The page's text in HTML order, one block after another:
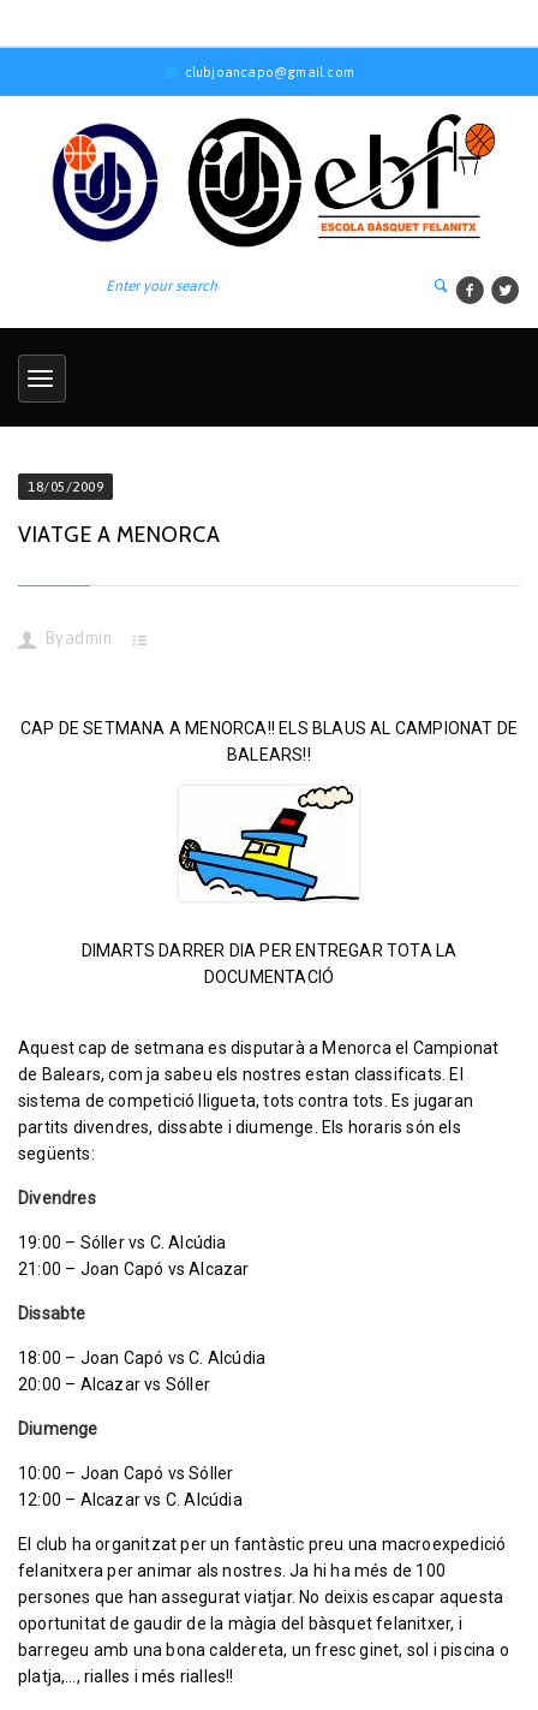
clubjoancapo@gmail.com
18/05/2009
VIATGE A MENORCA
Byadmin
CAP DE SETMANA A MENORCA!! ELS BLAUS AL CAMPIONAT DE
BALEARS!!
DIMARTS DARRER DIA PER ENTREGAR TOTA LA
DOCUMENTACIÓ
Aquest cap de setmana es disputarà a Menorca el Campionat
de Balears, com ja sabeu els nostres estan classificats. El
sistema de competició lligueta, tots contra tots. Es jugaran
partits divendres, dissabte i diumenge. Els horaris són els
següents:
Divendres
19:00 – Sóller vs C. Alcúdia
21:00 – Joan Capó vs Alcazar
Dissabte
18:00 – Joan Capó vs C. Alcúdia
20:00 – Alcazar vs Sóller
Diumenge
10:00 – Joan Capó vs Sóller
12:00 – Alcazar vs C. Alcúdia
El club ha organitzat per un fantàstic preu una macroexpedició
felanitxera per animar als nostres. Ja hi ha més de 100
persones que han assegurat viatjar. No deixis escapar aquesta
oportunitat de gaudir de la màgia del bàsquet felanitxer, i
barregeu amb una bona caldereta, un fresc ginet, sol i piscina o
platja,…, rialles i més rialles!!